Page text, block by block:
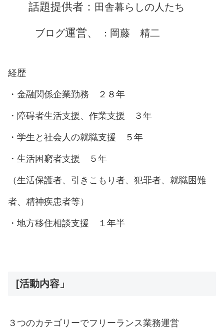
話題提供者： 田舎暮らしの人たち
ブログ運営、 ： 岡藤 精二
経歴
・金融関係企業勤務 ２８年
・障碍者生活支援、作業支援 ３年
・学生と社会人の就職支援 ５年
・生活困窮者支援 ５年
（生活保護者、引きこもり者、犯罪者、就職困難
者、精神疾患者等）
・地方移住相談支援 １年半
[活動内容」
３つのカテゴリーでフリーランス業務運営